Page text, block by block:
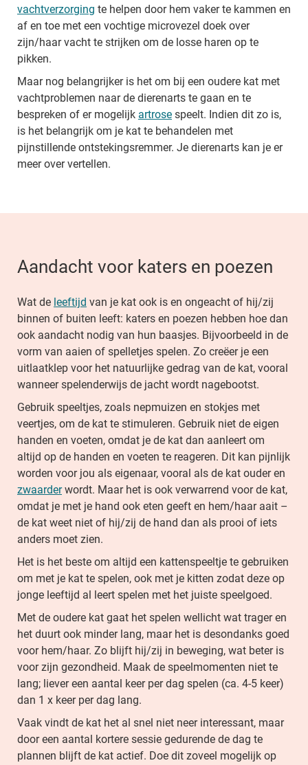
vachtverzorging te helpen door hem vaker te kammen en
af en toe met een vochtige microvezel doek over
zijn/haar vacht te strijken om de losse haren op te
pikken.
Maar nog belangrijker is het om bij een oudere kat met
vachtproblemen naar de dierenarts te gaan en te
bespreken of er mogelijk artrose speelt. Indien dit zo is,
is het belangrijk om je kat te behandelen met
pijnstillende ontstekingsremmer. Je dierenarts kan je er
meer over vertellen.
Aandacht voor katers en poezen
Wat de leeftijd van je kat ook is en ongeacht of hij/zij
binnen of buiten leeft: katers en poezen hebben hoe dan
ook aandacht nodig van hun baasjes. Bijvoorbeeld in de
vorm van aaien of spelletjes spelen. Zo creëer je een
uitlaatklep voor het natuurlijke gedrag van de kat, vooral
wanneer spelenderwijs de jacht wordt nagebootst.
Gebruik speeltjes, zoals nepmuizen en stokjes met
veertjes, om de kat te stimuleren. Gebruik niet de eigen
handen en voeten, omdat je de kat dan aanleert om
altijd op de handen en voeten te reageren. Dit kan pijnlijk
worden voor jou als eigenaar, vooral als de kat ouder en
zwaarderwordt. Maar het is ook verwarrend voor de kat,
omdat je met je hand ook eten geeft en hem/haar aait –
de kat weet niet of hij/zij de hand dan als prooi of iets
anders moet zien.
Het is het beste om altijd een kattenspeeltje te gebruiken
om met je kat te spelen, ook met je kitten zodat deze op
jonge leeftijd al leert spelen met het juiste speelgoed.
Met de oudere kat gaat het spelen wellicht wat trager en
het duurt ook minder lang, maar het is desondanks goed
voor hem/haar. Zo blijft hij/zij in beweging, wat beter is
voor zijn gezondheid. Maak de speelmomenten niet te
lang; liever een aantal keer per dag spelen (ca. 4-5 keer)
dan 1 x keer per dag lang.
Vaak vindt de kat het al snel niet neer interessant, maar
door een aantal kortere sessie gedurende de dag te
plannen blijft de kat actief. Doe dit zoveel mogelijk op